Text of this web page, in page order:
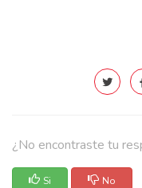
¿No encontraste tu
Si No